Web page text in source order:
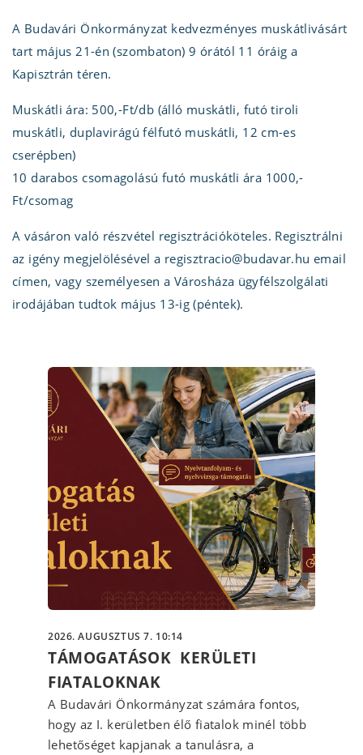
A Budavári Önkormányzat kedvezményes muskátlivásárt
tart május 21-én (szombaton) 9 órától 11 óráig a
Kapisztrán téren.
Muskátli ára: 500,-Ft/db (álló muskátli, futó tiroli
muskátli, duplavirágú félfutó muskátli, 12 cm-es
cserépben)
10 darabos csomagolású futó muskátli ára 1000,-
Ft/csomag
A vásáron való részvétel regisztrációköteles. Regisztrálni
az igény megjelölésével a regisztracio@budavar.hu email
címen, vagy személyesen a Városháza ügyfélszolgálati
irodájában tudtok május 13-ig (péntek).
2026. AUGUSZTUS 7. 10:14
TÁMOGATÁSOK KERÜLETI
FIATALOKNAK
A Budavári Önkormányzat számára fontos,
hogy az I. kerületben élő fiatalok minél több
lehetőséget kapjanak a tanulásra, a